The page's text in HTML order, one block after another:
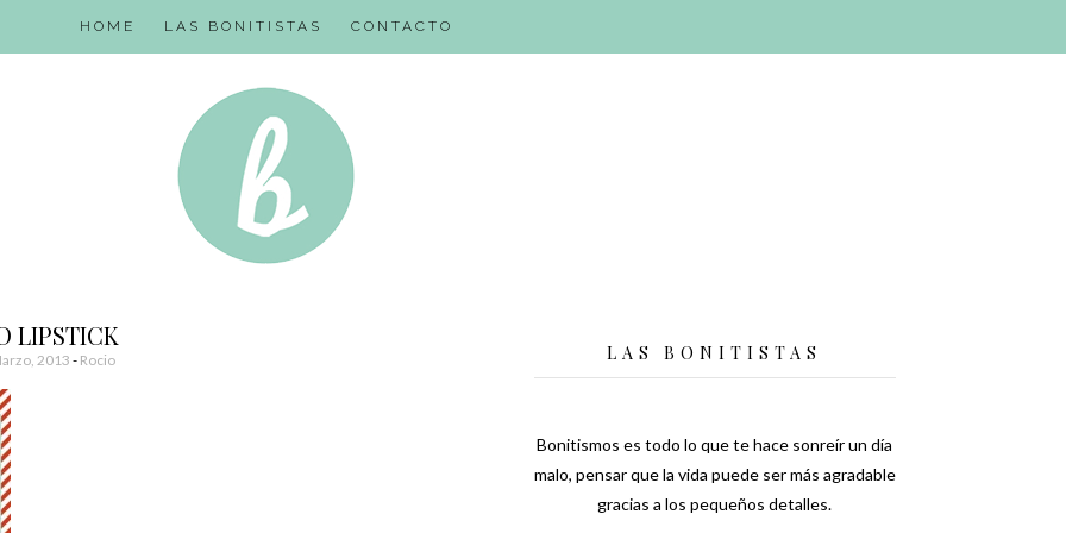
HOME LAS BONITISTAS CONTACTO
LIPSTICK
2013- Rocio LAS BONITISTAS
Bonitismos es todo lo que te hace sonreír un día
malo, pensar que la vida puede ser más agradable
gracias a los pequeños detalles.